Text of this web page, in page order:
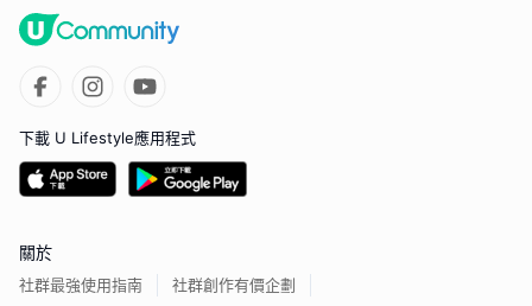
下載 U Lifestyle應用程式
關於
社群最強使用指南 社群創作有價企劃